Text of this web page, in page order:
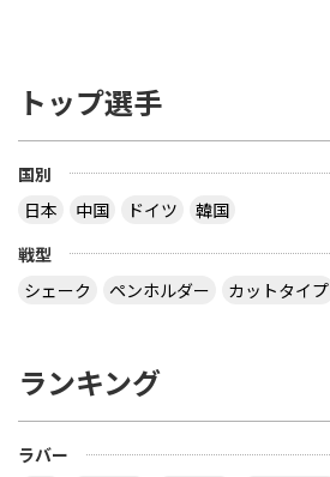
トップ選手
国別
日本
中国 ドイツ
韓国
戦型
シェーク
ペンホルダー カットタイプ
ランキング
ラバー